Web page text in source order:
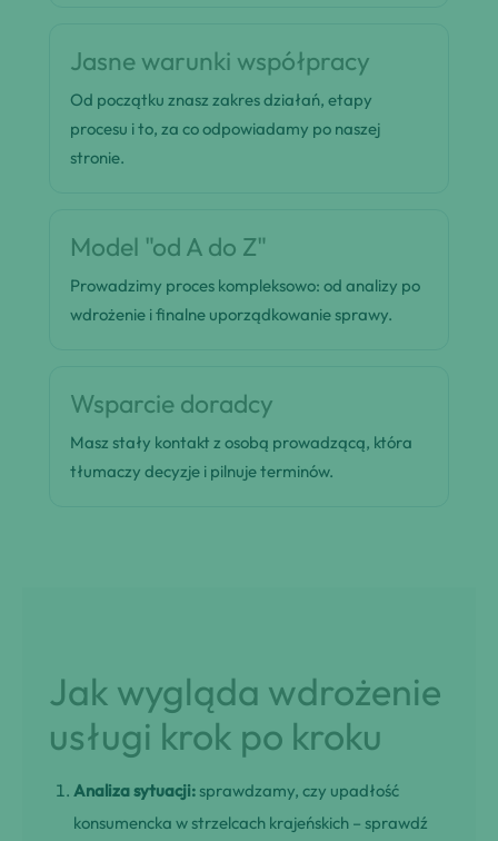
Jasne warunki współpracy
Od początku znasz zakres działań, etapy
procesu i to, za co odpowiadamy po naszej
stronie.
Model "od A do Z"
Prowadzimy proces kompleksowo: od analizy po
wdrożenie i finalne uporządkowanie sprawy.
Wsparcie doradcy
Masz stały kontakt z osobą prowadzącą, która
tłumaczy decyzje i pilnuje terminów.
Jak wygląda wdrożenie
usługi krok po kroku
Analiza sytuacji: sprawdzamy, czy upadłość
konsumencka w strzelcach krajeńskich – sprawdź